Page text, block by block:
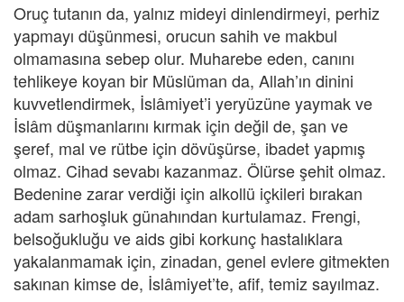
Oruç tutanın da, yalnız mideyi dinlendirmeyi, perhiz
yapmayı düşünmesi, orucun sahih ve makbul
olmamasına sebep olur. Muharebe eden, canını
tehlikeye koyan bir Müslüman da, Allah’ın dinini
kuvvetlendirmek, İslâmiyet’i yeryüzüne yaymak ve
İslâm düşmanlarını kırmak için değil de, şan ve
şeref, mal ve rütbe için dövüşürse, ibadet yapmış
olmaz. Cihad sevabı kazanmaz. Ölürse şehit olmaz.
Bedenine zarar verdiği için alkollü içkileri bırakan
adam sarhoşluk günahından kurtulamaz. Frengi,
belsoğukluğu ve aids gibi korkunç hastalıklara
yakalanmamak için, zinadan, genel evlere gitmekten
sakınan kimse de, İslâmiyet’te, afif, temiz sayılmaz.